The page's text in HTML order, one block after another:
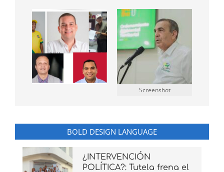
Screenshot
BOLD DESIGN LANGUAGE
¿INTERVENCIÓN
POLÍTICA?: Tutela frena el